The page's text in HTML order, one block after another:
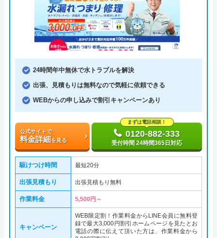
24時間年中無休で水トラブルを解決
出張、見積もりは無料なので気軽に依頼できる
WEBからの申し込みで割引キャンペーンあり
公式サイトで
料金詳細を見る
まずは電話相談！
0120-882-333
受付時間 24時間365日対応
駆けつけ時間 最短20分
出張見積もり 出張見積もり無料
作業料金 5,500円～
キャンペーン
WEB限定割！作業料金からLINE会員に無料登
録で最大3,000円割引ホームページを見たとお
電話の際に伝えて頂いた方は、作業料金から